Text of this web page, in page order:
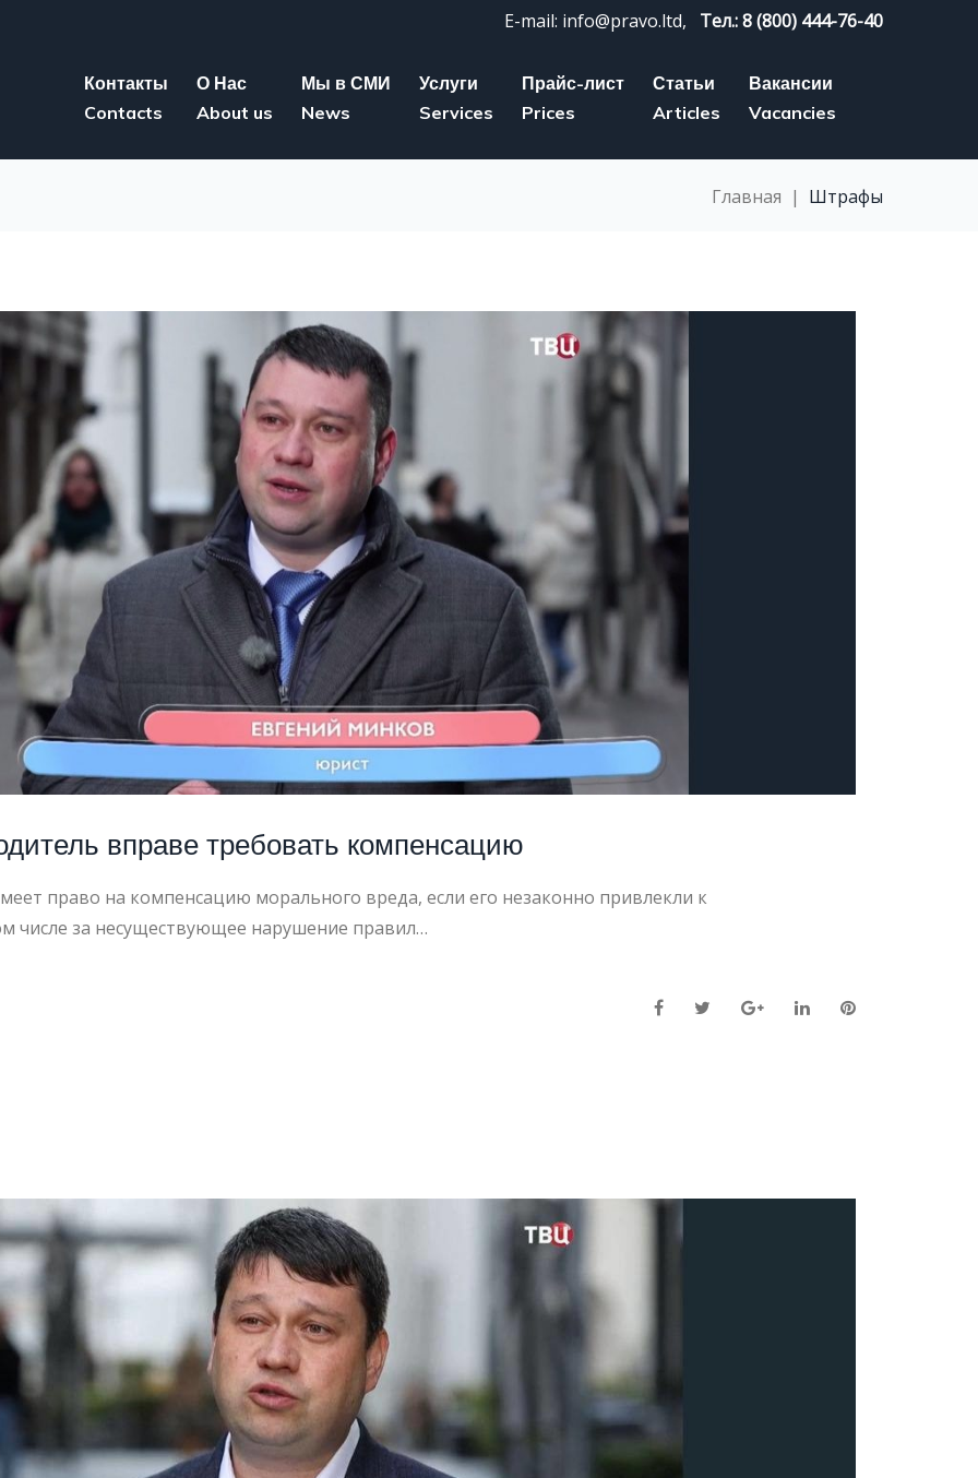
E-mail: info@pravo.ltd, Тел.: 8 (800) 444-76-40
Контакты
Contacts
О Нас
About us
Мы в СМИ
News
Услуги
Services
Прайс-лист
Prices
Статьи
Articles
Вакансии
Vacancies
Главная | Штрафы
вправе требовать компенсацию
право на компенсацию морального вреда, если его незаконно привлекли к
числе за несуществующее нарушение правил…
FacebookTwitter Google+LinkedIn